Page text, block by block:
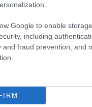
Google to enable storage
including
and fraud prevention, and